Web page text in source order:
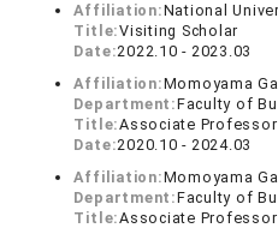
Affiliation:National
Title:Visiting Scholar
Date:2022.10 - 2023.03
Affiliation:Momoyama
Department:Faculty of
Title:Associate Professor
Date:2020.10 - 2024.03
Affiliation:Momoyama
Department:Faculty of
Title:Associate Professor